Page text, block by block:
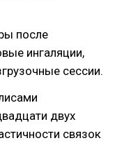
после
ингаляции,
сессии.
двух
связок